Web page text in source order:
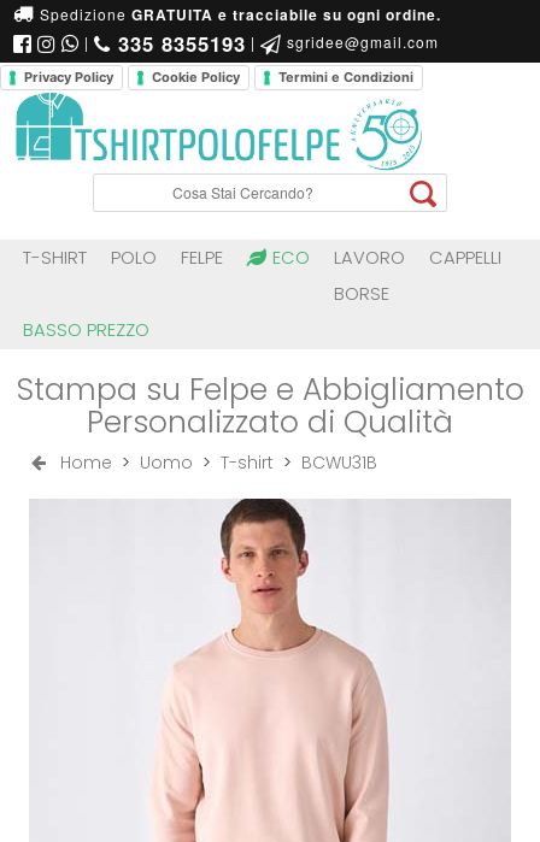
SpedizioneGRATUITA e tracciabile su ogni ordine.
| 335 8355193 | sgridee@gmail.com
Privacy Policy Cookie Policy Termini e Condizioni
T-SHIRT POLO FELPE ECO LAVORO
CAPPELLI
BORSE
BASSO PREZZO
Stampa su Felpe e Abbigliamento
Personalizzato di Qualità
Home > Uomo >T-shirt > BCWU31B